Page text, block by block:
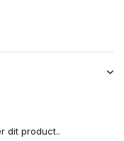
dit product..